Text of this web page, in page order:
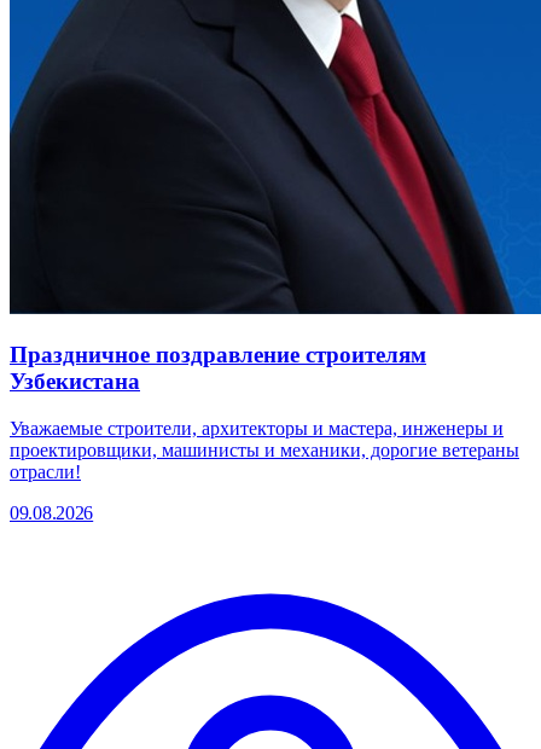
Праздничное поздравление строителям
Узбекистана
Уважаемые строители, архитекторы и мастера, инженеры и
проектировщики, машинисты и механики, дорогие ветераны
отрасли!
09.08.2026